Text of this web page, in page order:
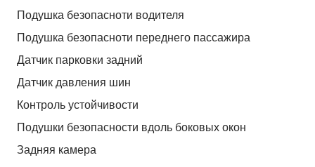
Подушка безопасноти водителя
Подушка безопасноти переднего пассажира
Датчик парковки задний
Датчик давления шин
Контроль устойчивости
Подушки безопасности вдоль боковых окон
Задняя камера